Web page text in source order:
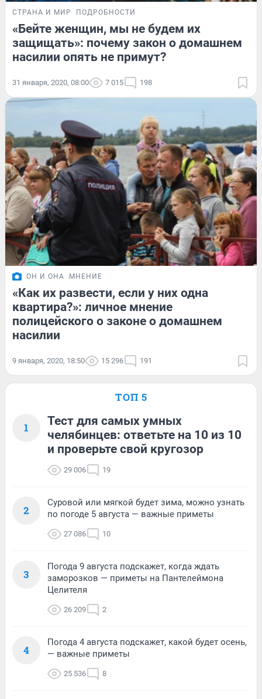
СТРАНА И МИР ПОДРОБНОСТИ
«Бейте женщин, мы не будем их
защищать»: почему закон о домашнем
насилии опять не примут?
31 января, 2020, 08:00 7 015 198
ОН И ОНА МНЕНИЕ
«Как их развести, если у них одна
квартира?»: личное мнение
полицейского о законе о домашнем
насилии
9 января, 2020, 18:50 15 296 191
ТОП 5
1
Тест для самых умных
челябинцев: ответьте на 10 из 10
и проверьте свой кругозор
29 006 19
2
Суровой или мягкой будет зима, можно узнать
по погоде 5 августа — важные приметы
27 086 10
3
Погода 9 августа подскажет, когда ждать
заморозков — приметы на Пантелеймона
Целителя
26 209 2
4
Погода 4 августа подскажет, какой будет осень,
— важные приметы
25 536 8